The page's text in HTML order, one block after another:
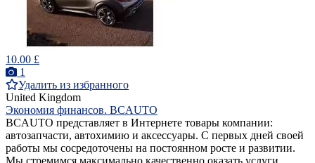
10.00 £
1
Удалить из избранного
United Kingdom
Экономия финансов. BCAUTO
BCAUTO представляет в Интернете товары компании:
автозапчасти, автохимию и аксессуары. С первых дней своей
работы мы сосредоточены на постоянном росте и развитии.
Мы стремимся максимально качественно оказать услуги